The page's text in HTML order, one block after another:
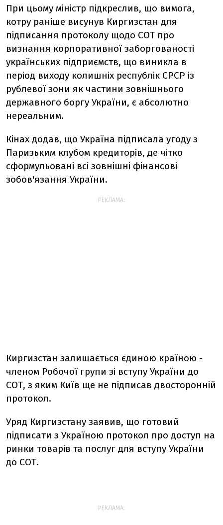
При цьому міністр підкреслив, що вимога,
котру раніше висунув Киргизстан для
підписання протоколу щодо СОТ про
визнання корпоративної заборгованості
українських підприємств, що виникла в
період виходу колишніх республік СРСР із
рублевої зони як частини зовнішнього
державного боргу України, є абсолютно
нереальним.
Кінах додав, що Україна підписала угоду з
Паризьким клубом кредиторів, де чітко
сформульовані всі зовнішні фінансові
зобов'язання України.
РЕКЛАМА:
Киргизстан залишається єдиною країною -
членом Робочої групи зі вступу України до
СОТ, з яким Київ ще не підписав двосторонній
протокол.
Уряд Киргизстану заявив, що готовий
підписати з Україною протокол про доступ на
ринки товарів та послуг для вступу України
до СОТ.
РЕКЛАМА: